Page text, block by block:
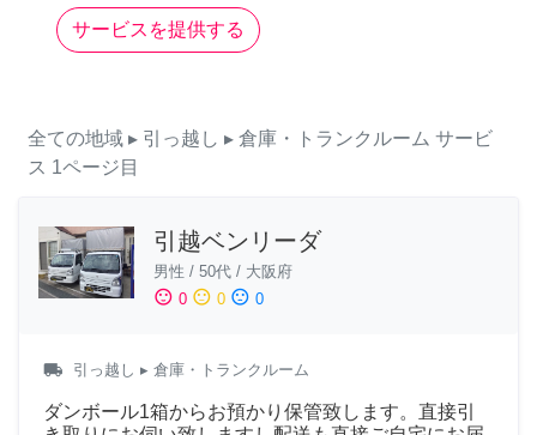
サービスを提供する
全ての地域 ▸ 引っ越し ▸ 倉庫・トランクルーム サービ
ス 1ページ目
引越ベンリーダ
男性 / 50代 / 大阪府
sentiment_satisfied 0 sentiment_neutral 0 sentiment_dissatisfied 0
local_shipping 引っ越し ▸ 倉庫・トランクルーム
ダンボール1箱からお預かり保管致します。直接引